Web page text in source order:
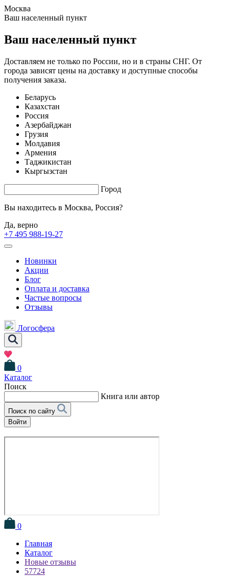
Москва
Ваш населенный пункт
Ваш населенный пункт
Доставляем не только по России, но и в страны СНГ. От
города зависят цены на доставку и доступные способы
получения заказа.
Беларусь
Казахстан
Россия
Азербайджан
Грузия
Молдавия
Армения
Таджикистан
Кыргызстан
Город
Вы находитесь в Москва, Россия?
Да, верно
+7 495 988-19-27
Новинки
Акции
Блог
Оплата и доставка
Частые вопросы
Отзывы
Логосфера
0
Каталог
Поиск
Книга или автор
Поиск по сайту
Войти
0
Главная
Каталог
Новые отзывы
57724